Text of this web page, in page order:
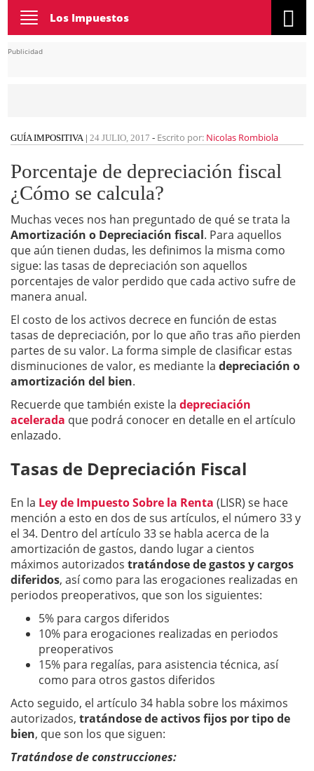
Toggle
navigation
Los Impuestos
Publicidad
GUÍA IMPOSITIVA| 24 JULIO, 2017 - Escrito por: Nicolas Rombiola
Porcentaje de depreciación fiscal
¿Cómo se calcula?
Muchas veces nos han preguntado de qué se trata la
Amortización o Depreciación fiscal. Para aquellos
que aún tienen dudas, les definimos la misma como
sigue: las tasas de depreciación son aquellos
porcentajes de valor perdido que cada activo sufre de
manera anual.
El costo de los activos decrece en función de estas
tasas de depreciación, por lo que año tras año pierden
partes de su valor. La forma simple de clasificar estas
disminuciones de valor, es mediante la depreciación o
amortización del bien.
Recuerde que también existe la depreciación
acelerada que podrá conocer en detalle en el artículo
enlazado.
Tasas de Depreciación Fiscal
En la Ley de Impuesto Sobre la Renta (LISR) se hace
mención a esto en dos de sus artículos, el número 33 y
el 34. Dentro del artículo 33 se habla acerca de la
amortización de gastos, dando lugar a cientos
máximos autorizados tratándose de gastos y cargos
diferidos, así como para las erogaciones realizadas en
periodos preoperativos, que son los siguientes:
5% para cargos diferidos
10% para erogaciones realizadas en periodos
preoperativos
15% para regalías, para asistencia técnica, así
como para otros gastos diferidos
Acto seguido, el artículo 34 habla sobre los máximos
autorizados, tratándose de activos fijos por tipo de
bien, que son los que siguen:
Tratándose de construcciones: